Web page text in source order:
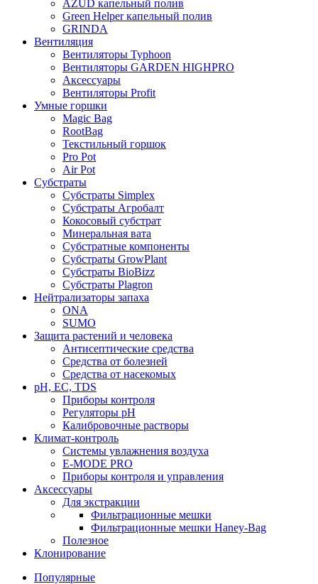
AZUD капельный полив
Green Helper капельный полив
GRINDA
Вентиляция
Вентиляторы Typhoon
Вентиляторы GARDEN HIGHPRO
Аксессуары
Вентиляторы Profit
Умные горшки
Magic Bag
RootBag
Текстильный горшок
Pro Pot
Air Pot
Субстраты
Субстраты Simplex
Субстраты Агробалт
Кокосовый субстрат
Минеральная вата
Субстратные компоненты
Субстраты GrowPlant
Субстраты BioBizz
Субстраты Plagron
Нейтрализаторы запаха
ONA
SUMO
Защита растений и человека
Антисептические средства
Средства от болезней
Средства от насекомых
pH, EC, TDS
Приборы контроля
Регуляторы pH
Калибровочные растворы
Климат-контроль
Системы увлажнения воздуха
E-MODE PRO
Приборы контроля и управления
Аксессуары
Для экстракции
Фильтрационные мешки
Фильтрационные мешки Haney-Bag
Полезное
Клонирование
Популярные